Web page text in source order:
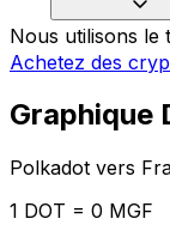
Nous utilisons le
Achetez des
Graphique
Polkadot vers
1 DOT = 0 MGF